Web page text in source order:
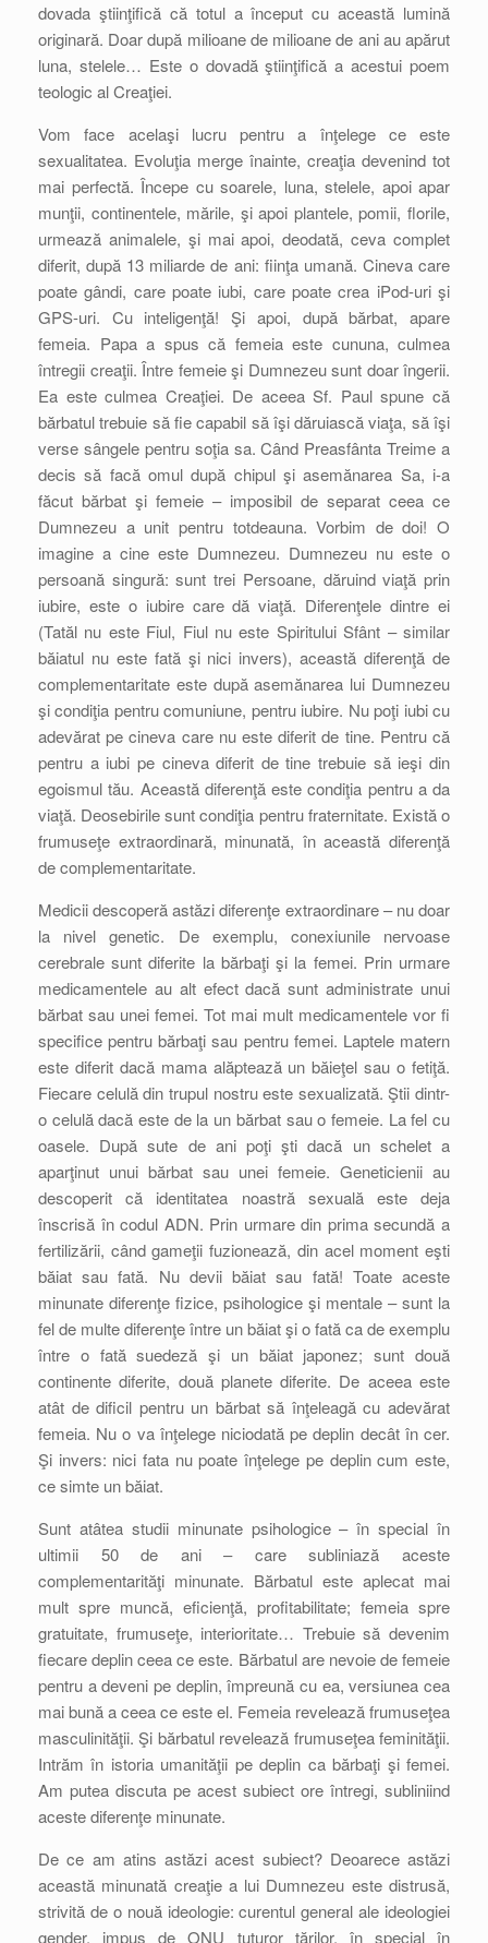
dovada ştiinţifică că totul a început cu această lumină
originară. Doar după milioane de milioane de ani au apărut
luna, stelele… Este o dovadă ştiinţifică a acestui poem
teologic al Creaţiei.
Vom face acelaşi lucru pentru a înţelege ce este
sexualitatea. Evoluţia merge înainte, creaţia devenind tot
mai perfectă. Începe cu soarele, luna, stelele, apoi apar
munţii, continentele, mările, şi apoi plantele, pomii, florile,
urmează animalele, şi mai apoi, deodată, ceva complet
diferit, după 13 miliarde de ani: fiinţa umană. Cineva care
poate gândi, care poate iubi, care poate crea iPod-uri şi
GPS-uri. Cu inteligenţă! Şi apoi, după bărbat, apare
femeia. Papa a spus că femeia este cununa, culmea
întregii creaţii. Între femeie şi Dumnezeu sunt doar îngerii.
Ea este culmea Creaţiei. De aceea Sf. Paul spune că
bărbatul trebuie să fie capabil să îşi dăruiască viaţa, să îşi
verse sângele pentru soţia sa. Când Preasfânta Treime a
decis să facă omul după chipul şi asemănarea Sa, i-a
făcut bărbat şi femeie – imposibil de separat ceea ce
Dumnezeu a unit pentru totdeauna. Vorbim de doi! O
imagine a cine este Dumnezeu. Dumnezeu nu este o
persoană singură: sunt trei Persoane, dăruind viaţă prin
iubire, este o iubire care dă viaţă. Diferenţele dintre ei
(Tatăl nu este Fiul, Fiul nu este Spiritului Sfânt – similar
băiatul nu este fată şi nici invers), această diferenţă de
complementaritate este după asemănarea lui Dumnezeu
şi condiţia pentru comuniune, pentru iubire. Nu poţi iubi cu
adevărat pe cineva care nu este diferit de tine. Pentru că
pentru a iubi pe cineva diferit de tine trebuie să ieşi din
egoismul tău. Această diferenţă este condiţia pentru a da
viaţă. Deosebirile sunt condiţia pentru fraternitate. Există o
frumuseţe extraordinară, minunată, în această diferenţă
de complementaritate.
Medicii descoperă astăzi diferenţe extraordinare – nu doar
la nivel genetic. De exemplu, conexiunile nervoase
cerebrale sunt diferite la bărbaţi şi la femei. Prin urmare
medicamentele au alt efect dacă sunt administrate unui
bărbat sau unei femei. Tot mai mult medicamentele vor fi
specifice pentru bărbaţi sau pentru femei. Laptele matern
este diferit dacă mama alăptează un băieţel sau o fetiţă.
Fiecare celulă din trupul nostru este sexualizată. Ştii dintr-
o celulă dacă este de la un bărbat sau o femeie. La fel cu
oasele. După sute de ani poţi şti dacă un schelet a
aparţinut unui bărbat sau unei femeie. Geneticienii au
descoperit că identitatea noastră sexuală este deja
înscrisă în codul ADN. Prin urmare din prima secundă a
fertilizării, când gameţii fuzionează, din acel moment eşti
băiat sau fată. Nu devii băiat sau fată! Toate aceste
minunate diferenţe fizice, psihologice şi mentale – sunt la
fel de multe diferenţe între un băiat şi o fată ca de exemplu
între o fată suedeză şi un băiat japonez; sunt două
continente diferite, două planete diferite. De aceea este
atât de dificil pentru un bărbat să înţeleagă cu adevărat
femeia. Nu o va înţelege niciodată pe deplin decât în cer.
Şi invers: nici fata nu poate înţelege pe deplin cum este,
ce simte un băiat.
Sunt atâtea studii minunate psihologice – în special în
ultimii 50 de ani – care subliniază aceste
complementarităţi minunate. Bărbatul este aplecat mai
mult spre muncă, eficienţă, profitabilitate; femeia spre
gratuitate, frumuseţe, interioritate… Trebuie să devenim
fiecare deplin ceea ce este. Bărbatul are nevoie de femeie
pentru a deveni pe deplin, împreună cu ea, versiunea cea
mai bună a ceea ce este el. Femeia revelează frumuseţea
masculinităţii. Şi bărbatul revelează frumuseţea feminităţii.
Intrăm în istoria umanităţii pe deplin ca bărbaţi şi femei.
Am putea discuta pe acest subiect ore întregi, subliniind
aceste diferenţe minunate.
De ce am atins astăzi acest subiect? Deoarece astăzi
această minunată creaţie a lui Dumnezeu este distrusă,
strivită de o nouă ideologie: curentul general ale ideologiei
gender, impus de ONU tuturor ţărilor, în special în